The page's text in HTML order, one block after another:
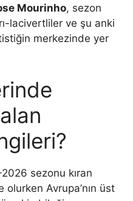
Mourinho, sezon
lacivertliler ve şu anki
merkezinde yer
sezonu kıran
Avrupa’nın üst